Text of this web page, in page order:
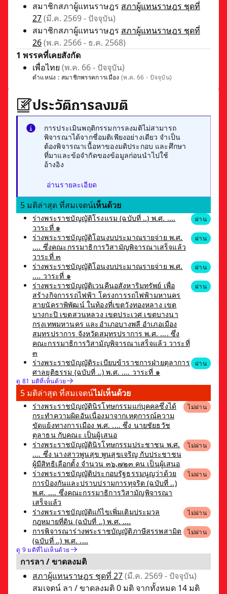
สมาชิกสภาผู้แทนราษฎร สภาผู้แทนราษฎร ชุดที่
27(มี.ค. 2569 - ปัจจุบัน)
สมาชิกสภาผู้แทนราษฎร สภาผู้แทนราษฎร ชุดที่
26(พ.ค. 2566 - ธ.ค. 2568)
1 พรรคที่เคยสังกัด
เพื่อไทย (พ.ค. 66 - ปัจจุบัน)
ตำแหน่ง : สมาชิกพรรคการเมือง(พ.ค. 66 - ปัจจุบัน)
ประวัติการลงมติ
การประเมินพฤติกรรมการลงมติไม่สามารถ
พิจารณาได้จากชื่อมติเพียงอย่างเดียว จำเป็น
ต้องพิจารณาเนื้อหาของมติประกอบ และศึกษา
ที่มาและข้อจำกัดของข้อมูลก่อนนำไปใช้
อ้างอิง
อ่านรายละเอียด
5 มติล่าสุด ที่สมเจตน์เห็นด้วย
ร่างพระราชบัญญัติโรงแรม (ฉบับที่ ..) พ.ศ. ....
วาระที่ ๑
ผ่าน
ร่างพระราชบัญญัติโอนงบประมาณรายจ่าย พ.ศ.
.... ซึ่งคณะกรรมาธิการวิสามัญพิจารณาเสร็จแล้ว
วาระที่ ๓
ผ่าน
ร่างพระราชบัญญัติโอนงบประมาณรายจ่าย พ.ศ.
.... วาระที่ ๑
ผ่าน
ร่างพระราชบัญญัติเวนคืนอสังหาริมทรัพย์ เพื่อ
สร้างกิจการรถไฟฟ้า โครงการรถไฟฟ้ามหานคร
สายนัคราพิพัฒน์ ในท้องที่เขตวังทองหลาง เขต
บางกะปิ เขตสวนหลวง เขตประเวศ เขตบางนา
กรุงเทพมหานคร และอำเภอบางพลี อำเภอเมือง
สมุทรปราการ จังหวัดสมุทรปราการ พ.ศ. .... ซึ่ง
คณะกรรมาธิการวิสามัญพิจารณาเสร็จแล้ว วาระที่
๓
ผ่าน
ร่างพระราชบัญญัติระเบียบข้าราชการฝ่ายตุลาการ
ศาลยุติธรรม (ฉบับที่ ..) พ.ศ. .... วาระที่ ๑
ผ่าน
ดู 81 มติที่เห็นด้วย
5 มติล่าสุด ที่สมเจตน์ไม่เห็นด้วย
ร่างพระราชบัญญัตินิรโทษกรรมแก่บุคคลซึ่งได้
กระทำความผิดอันเนื่องมาจากเหตุการณ์ความ
ขัดแย้งทางการเมือง พ.ศ. .... ซึ่ง นายชัยธวัช
ตุลาธน กับคณะ เป็นผู้เสนอ
ไม่ผ่าน
ร่างพระราชบัญญัตินิรโทษกรรมประชาชน พ.ศ.
.... ซึ่ง นางสาวพูนสุข พูนสุขเจริญ กับประชาชน
ผู้มีสิทธิเลือกตั้ง จำนวน ๓๖,๗๒๓ คน เป็นผู้เสนอ
ไม่ผ่าน
ร่างพระราชบัญญัติประกอบรัฐธรรมนูญว่าด้วย
การป้องกันและปราบปรามการทุจริต (ฉบับที่ ..)
พ.ศ. .... ซึ่งคณะกรรมาธิการวิสามัญพิจารณา
เสร็จแล้ว
ไม่ผ่าน
ร่างพระราชบัญญัติแก้ไขเพิ่มเติมประมวล
กฎหมายที่ดิน (ฉบับที่ ..) พ.ศ. ....
ไม่ผ่าน
การพิจารณาร่างพระราชบัญญัติภาษีสรรพสามิต
(ฉบับที่ ..) พ.ศ. ....
ไม่ผ่าน
ดู 9 มติที่ไม่เห็นด้วย
การลา / ขาดลงมติ
สภาผู้แทนราษฎร ชุดที่ 27(มี.ค. 2569 - ปัจจุบัน)
สมเจตน์ ลา / ขาดลงมติ 0 มติ จากทั้งหมด 14 มติ